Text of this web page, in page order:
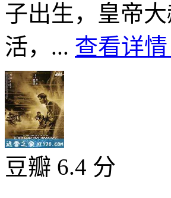
子出生，皇帝
活，... 查看详情
豆瓣 6.4 分